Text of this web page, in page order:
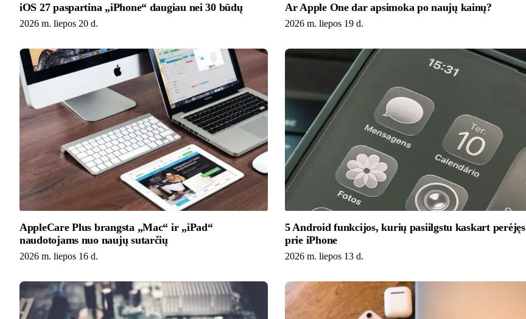
iOS 27 paspartina „iPhone“ daugiau nei 30 būdų
2026 m. liepos 20 d.
Ar Apple One dar apsimoka po naujų kainų?
2026 m. liepos 19 d.
AppleCare Plus brangsta „Mac“ ir „iPad“
naudotojams nuo naujų sutarčių
2026 m. liepos 16 d.
5 Android funkcijos, kurių pasiilgstu kaskart perėjęs
prie iPhone
2026 m. liepos 13 d.